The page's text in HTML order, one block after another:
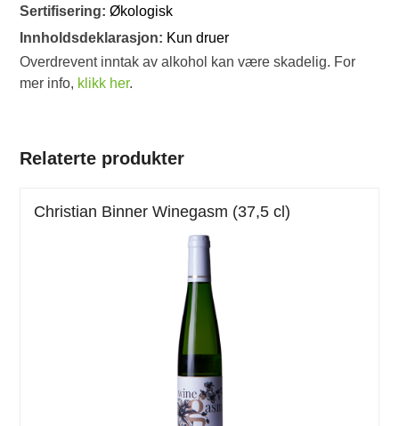
Sertifisering:Økologisk
Innholdsdeklarasjon: Kun druer
Overdrevent inntak av alkohol kan være skadelig. For
mer info, klikk her.
Relaterte produkter
Christian Binner Winegasm (37,5 cl)